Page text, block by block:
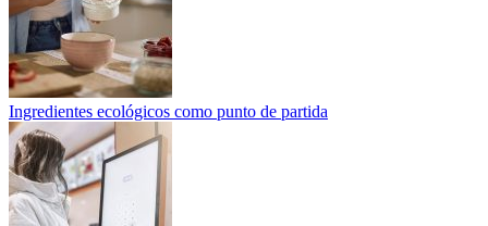
Ingredientes ecológicos como punto de partida